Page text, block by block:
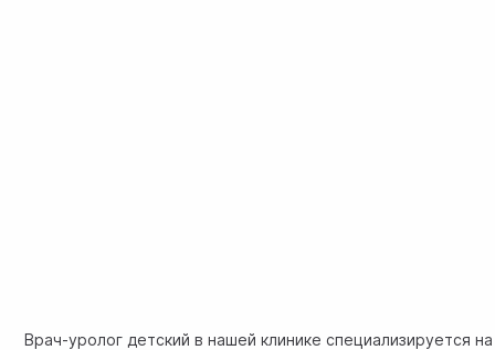
Врач-уролог детский в нашей клинике специализируется